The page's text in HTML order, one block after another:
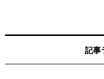
記事